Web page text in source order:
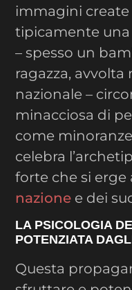
immagini create
tipicamente
– spesso un
ragazza, avvolta
nazionale –
minacciosa di
come
celebra
forte che si erge
nazione e dei
LA PSICOLOGIA
POTENZIATA
Questa